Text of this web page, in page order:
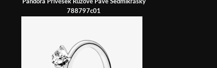
Pandora Přívěsek Růžové Pavé Sedmikrásky
788797c01